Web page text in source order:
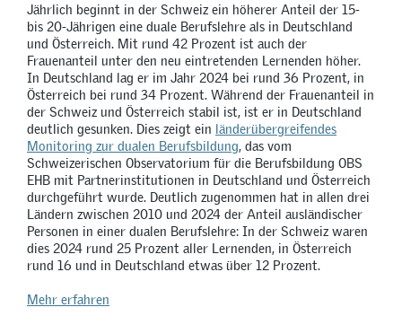
Jährlich beginnt in der Schweiz ein höherer Anteil der 15-
bis 20-Jährigen eine duale Berufslehre als in Deutschland
und Österreich. Mit rund 42 Prozent ist auch der
Frauenanteil unter den neu eintretenden Lernenden höher.
In Deutschland lag er im Jahr 2024 bei rund 36 Prozent, in
Österreich bei rund 34 Prozent. Während der Frauenanteil in
der Schweiz und Österreich stabil ist, ist er in Deutschland
deutlich gesunken. Dies zeigt ein länderübergreifendes
Monitoring zur dualen Berufsbildung, das vom
Schweizerischen Observatorium für die Berufsbildung OBS
EHB mit Partnerinstitutionen in Deutschland und Österreich
durchgeführt wurde. Deutlich zugenommen hat in allen drei
Ländern zwischen 2010 und 2024 der Anteil ausländischer
Personen in einer dualen Berufslehre: In der Schweiz waren
dies 2024 rund 25 Prozent aller Lernenden, in Österreich
rund 16 und in Deutschland etwas über 12 Prozent.
Mehr erfahren